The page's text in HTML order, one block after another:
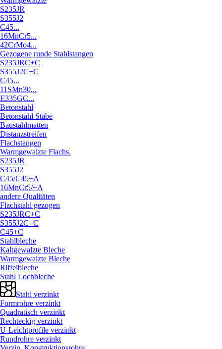
S235JR
S355J2
C45...
16MnCr5...
42CrMo4...
Gezogene runde Stahlstangen
S235JRC+C
S355J2C+C
C45...
11SMn30...
E335GC...
Betonstahl
Betonstahl Stäbe
Baustahlmatten
Distanzstreifen
Flachstangen
Warmgewalzte Flachs.
S235JR
S355J2
C45/C45+A
16MnCr5/+A
andere Qualitäten
Flachstahl gezogen
S235JRC+C
S355J2C+C
C45+C
Stahlbleche
Kaltgewalzte Bleche
Warmgewalzte Bleche
Riffelbleche
Stahl Lochbleche
Stahl verzinkt
Formrohre verzinkt
Quadratisch verzinkt
Rechteckig verzinkt
U-Leichtprofile verzinkt
Rundrohre verzinkt